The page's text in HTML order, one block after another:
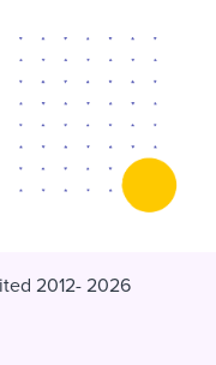
2012- 2026